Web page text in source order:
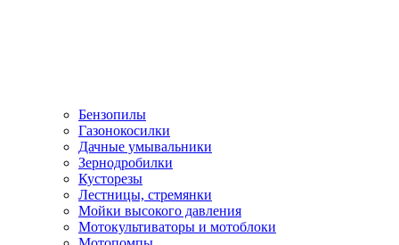
Бензопилы
Газонокосилки
Дачные умывальники
Зернодробилки
Кусторезы
Лестницы, стремянки
Мойки высокого давления
Мотокультиваторы и мотоблоки